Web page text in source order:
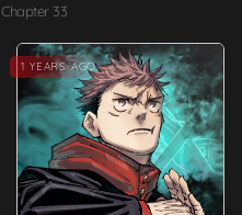
Chapter 33
1 YEARS AGO Hot